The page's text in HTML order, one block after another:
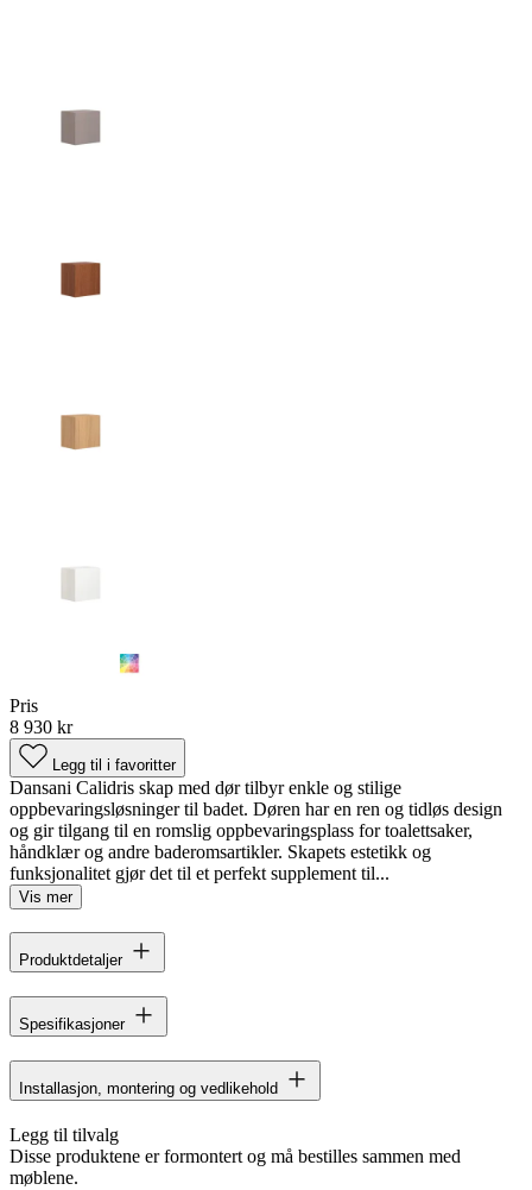
Pris
8 930 kr
Legg til i favoritter
Dansani Calidris skap med dør tilbyr enkle og stilige
oppbevaringsløsninger til badet. Døren har en ren og tidløs design
og gir tilgang til en romslig oppbevaringsplass for toalettsaker,
håndklær og andre baderomsartikler. Skapets estetikk og
funksjonalitet gjør det til et perfekt supplement til...
Vis mer
Produktdetaljer
Spesifikasjoner
Installasjon, montering og vedlikehold
Legg til tilvalg
Disse produktene er formontert og må bestilles sammen med
møblene.